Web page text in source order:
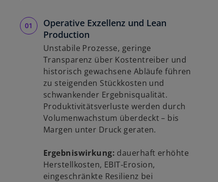
Operative Exzellenz und Lean
Production
Unstabile Prozesse, geringe
Transparenz über Kostentreiber und
historisch gewachsene Abläufe führen
zu steigenden Stückkosten und
schwankender Ergebnisqualität.
Produktivitätsverluste werden durch
Volumenwachstum überdeckt – bis
Margen unter Druck geraten.
Ergebniswirkung: dauerhaft erhöhte
Herstellkosten, EBIT‑Erosion,
eingeschränkte Resilienz bei